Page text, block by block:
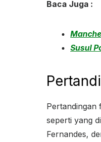
Baca Juga :
Susul
Pertandingan
seperti yang
Fernandes,